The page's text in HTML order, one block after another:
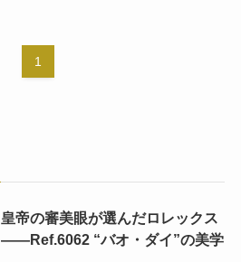
1
皇帝の審美眼が選んだロレックス
――Ref.6062 “バオ・ダイ”の美学